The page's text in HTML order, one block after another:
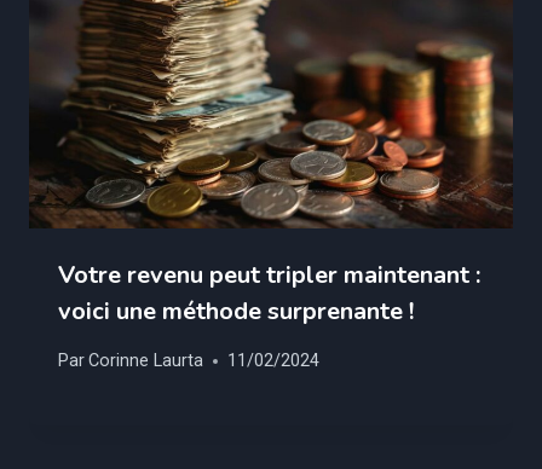
Votre revenu peut tripler maintenant :
voici une méthode surprenante !
ParCorinne Laurta 11/02/2024